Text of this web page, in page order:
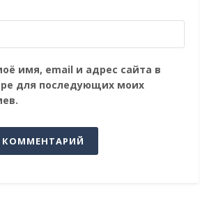
имя, email и адрес сайта в
для последующих моих